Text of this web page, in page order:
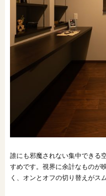
誰にも邪魔されない集中できる
すめです。視界に余計なものが
く、オンとオフの切り替えがス